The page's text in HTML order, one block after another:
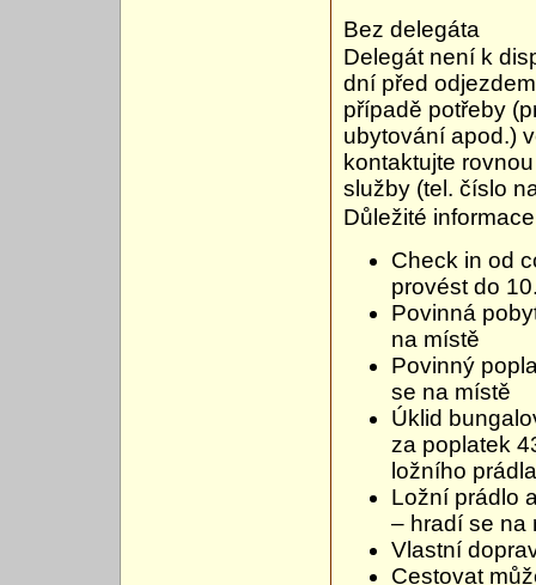
Bez delegáta
Delegát není k
dní před
případě potřeby
ubytování apod.)
kontaktujte
služby (tel. číslo
Důležité informace
Check in od
provést do
Povinná
na místě
Povinný
se na místě
Úklid
za poplatek
ložního
Ložní prádlo
– hradí se na
Vlastní
Cestovat